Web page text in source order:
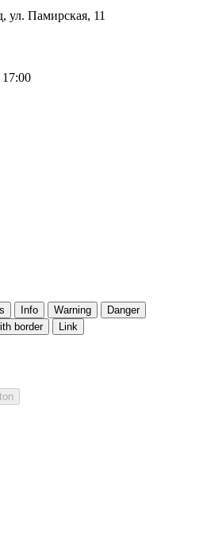
ул. Памирская, 11
Info Warning
Danger
border Link